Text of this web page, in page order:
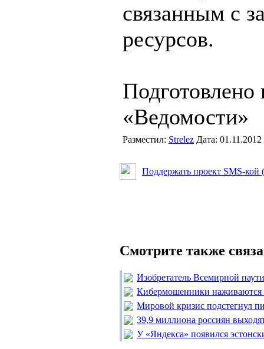
связанным с
ресурсов.
Подготовлено
«Ведомости»
Разместил: Strelez Дата:
Поддержать проект SMS-кой
Смотрите также
Изобретатель Всемирной
Кибермошенники наживаются
Мировой кризис подстегнул
39,9 миллиона россиян
У «Яндекса» появился